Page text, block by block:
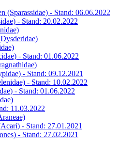
(Sparassidae) - Stand: 06.06.2022
- Stand: 20.02.2022
- Stand: 01.06.2022
- Stand: 09.12.2021
- Stand: 10.02.2022
- Stand: 01.06.2022
11.03.2022
- Stand: 27.01.2021
- Stand: 27.02.2021